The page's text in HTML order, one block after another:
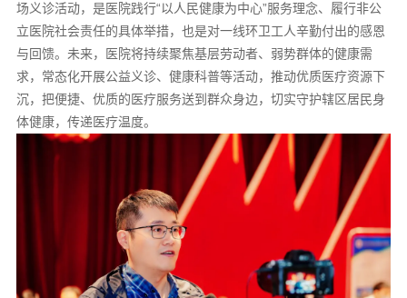
场义诊活动，是医院践行“以人民健康为中心”服务理念、履行非公
立医院社会责任的具体举措，也是对一线环卫工人辛勤付出的感恩
与回馈。未来，医院将持续聚焦基层劳动者、弱势群体的健康需
求，常态化开展公益义诊、健康科普等活动，推动优质医疗资源下
沉，把便捷、优质的医疗服务送到群众身边，切实守护辖区居民身
体健康，传递医疗温度。